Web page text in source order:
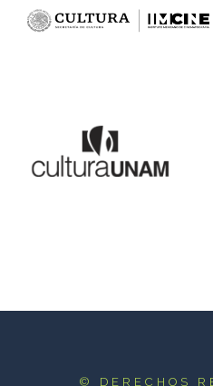
© DERECHOS